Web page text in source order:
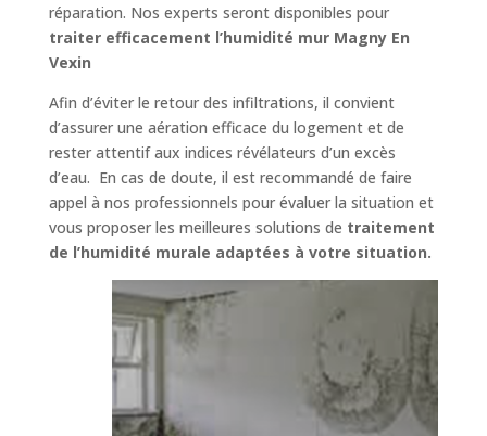
réparation. Nos experts seront disponibles pour
traiter efficacement l’humidité mur Magny En
Vexin
Afin d’éviter le retour des infiltrations, il convient
d’assurer une aération efficace du logement et de
rester attentif aux indices révélateurs d’un excès
d’eau. En cas de doute, il est recommandé de faire
appel à nos professionnels pour évaluer la situation et
vous proposer les meilleures solutions de traitement
de l’humidité murale adaptées à votre situation.